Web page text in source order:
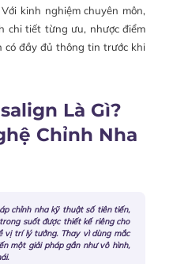
kinh nghiệm chuyên môn,
chi tiết từng ưu, nhược điểm
có đầy đủ thông tin trước khi
Là Gì?
Chỉnh Nha
chỉnh nha kỹ thuật số tiên tiến,
suốt được thiết kế riêng cho
vị trí lý tưởng. Thay vì dùng mắc
một giải pháp gần như vô hình,